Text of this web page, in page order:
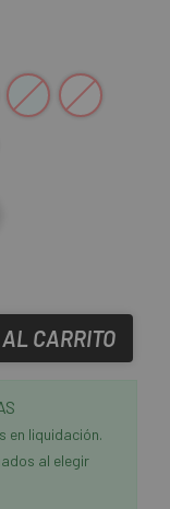
Azul
Blanco-Negro
CARRITO
en liquidación.
al elegir